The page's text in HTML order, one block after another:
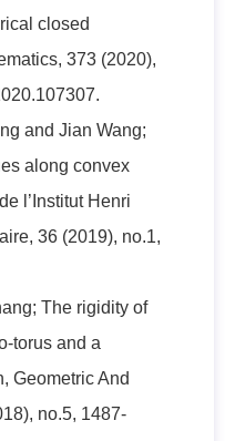
closed
373 (2020),
and Jian Wang;
along convex
l’Institut Henri
36 (2019), no.1,
The rigidity of
torus and a
Geometric And
no.5, 1487-